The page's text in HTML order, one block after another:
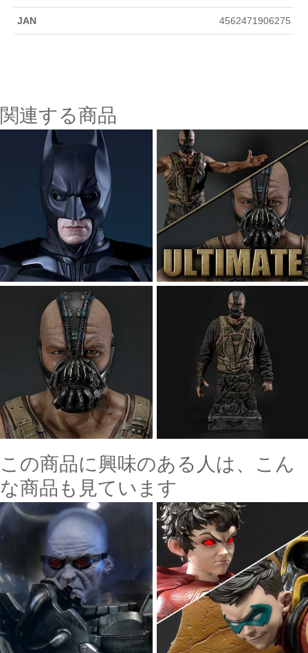
JAN 4562471906275
関連する商品
この商品に興味のある人は、こん
な商品も見ています